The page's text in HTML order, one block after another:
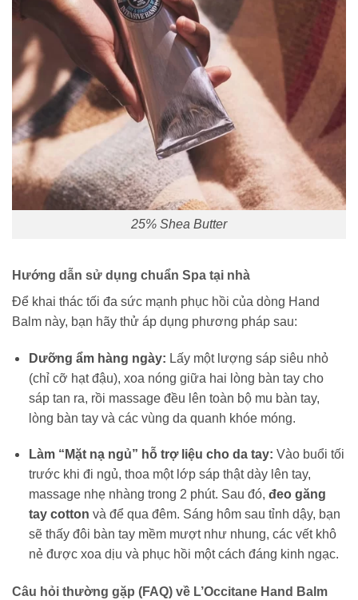
25% Shea Butter
Hướng dẫn sử dụng chuẩn Spa tại nhà
Để khai thác tối đa sức mạnh phục hồi của dòng Hand
Balm này, bạn hãy thử áp dụng phương pháp sau:
Dưỡng ẩm hàng ngày: Lấy một lượng sáp siêu nhỏ
(chỉ cỡ hạt đậu), xoa nóng giữa hai lòng bàn tay cho
sáp tan ra, rồi massage đều lên toàn bộ mu bàn tay,
lòng bàn tay và các vùng da quanh khóe móng.
Làm “Mặt nạ ngủ” hỗ trợ liệu cho da tay: Vào buổi tối
trước khi đi ngủ, thoa một lớp sáp thật dày lên tay,
massage nhẹ nhàng trong 2 phút. Sau đó, đeo găng
tay cotton và để qua đêm. Sáng hôm sau tỉnh dậy, bạn
sẽ thấy đôi bàn tay mềm mượt như nhung, các vết khô
nẻ được xoa dịu và phục hồi một cách đáng kinh ngạc.
Câu hỏi thường gặp (FAQ) về L’Occitane Hand Balm